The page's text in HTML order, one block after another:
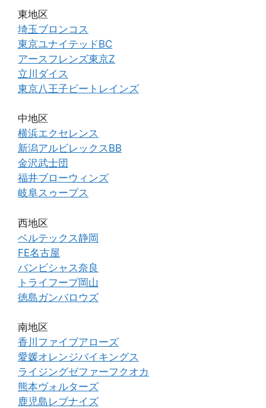
東地区
埼玉ブロンコス
東京ユナイテッドBC
アースフレンズ東京Z
立川ダイス
東京八王子ビートレインズ
中地区
横浜エクセレンス
新潟アルビレックスBB
金沢武士団
福井ブローウィンズ
岐阜スゥープス
西地区
ベルテックス静岡
FE名古屋
バンビシャス奈良
トライフープ岡山
徳島ガンバロウズ
南地区
香川ファイブアローズ
愛媛オレンジバイキングス
ライジングゼファーフクオカ
熊本ヴォルターズ
鹿児島レブナイズ